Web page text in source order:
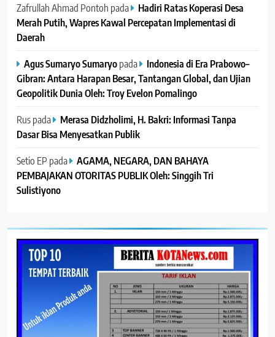
Zafrullah Ahmad Pontoh pada
Hadiri Ratas Koperasi Desa
Merah Putih, Wapres Kawal Percepatan Implementasi di
Daerah
Agus Sumaryo Sumaryopada
Indonesia di Era Prabowo–
Gibran: Antara Harapan Besar, Tantangan Global, dan Ujian
Geopolitik Dunia Oleh: Troy Evelon Pomalingo
Ruspada
Merasa Didzholimi, H. Bakri: Informasi Tanpa
Dasar Bisa Menyesatkan Publik
Setio EP pada
AGAMA, NEGARA, DAN BAHAYA
PEMBAJAKAN OTORITAS PUBLIK Oleh: Singgih Tri
Sulistiyono